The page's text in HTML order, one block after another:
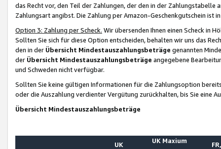
das Recht vor, den Teil der Zahlungen, der den in der
Zahlungsart angibst. Die Zahlung per Amazon-Geschenkgutschein ist
Option 3: Zahlung per Scheck. Wir übersenden Ihnen einen Scheck in
Sollten Sie sich für diese Option entscheiden, behalten wir uns das
den in der Übersicht Mindestauszahlungsbeträge genannten
der Übersicht Mindestauszahlungsbeträge angegebene
und Schweden nicht verfügbar.
Sollten Sie keine gültigen Informationen für die Zahlungsoption
oder die Auszahlung verdienter Vergütung zurückhalten, bis Sie
Übersicht Mindestauszahlungsbeträge
UK
UK Maxium